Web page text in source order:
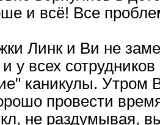
и всё! Все
Линк и Ви не
и у всех
каникулы. Утром
провести
не раздумывая,